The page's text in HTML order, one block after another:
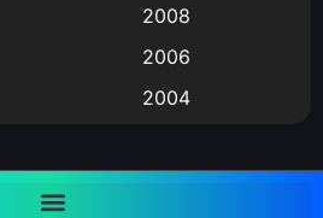
2008
2006
2004
2000